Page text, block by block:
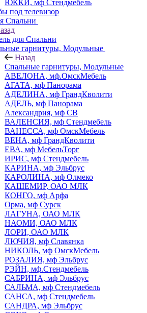
ЮККИ, мф Стендмебель
под телевизор
Спальни
для Спальни
гарнитуры, Модульные
Назад
Спальные гарнитуры, Модульные
АВЕЛОНА, мф.ОмскМебель
АГАТА, мф Панорама
АДЕЛИНА, мф ГрандКволити
АДЕЛЬ, мф Панорама
Александрия, мф СВ
ВАЛЕНСИЯ, мф Стендмебель
ВАНЕССА, мф ОмскМебель
ВЕНА, мф ГрандКволити
ЕВА, мф МебельТорг
ИРИС, мф Стендмебель
КАРИНА, мф Эльбрус
КАРОЛИНА, мф Олмеко
КАШЕМИР, ОАО МЛК
КОНГО, мф Арфа
Орма, мф Сурск
ЛАГУНА, ОАО МЛК
НАОМИ, ОАО МЛК
ЛОРИ, ОАО МЛК
ЛЮЧИЯ, мф Славянка
НИКОЛЬ, мф ОмскМебель
РОЗАЛИЯ, мф Эльбрус
РЭЙН, мф.Стендмебель
САБРИНА, мф Эльбрус
САЛЬМА, мф Стендмебель
САНСА, мф Стендмебель
САНДРА, мф Эльбрус